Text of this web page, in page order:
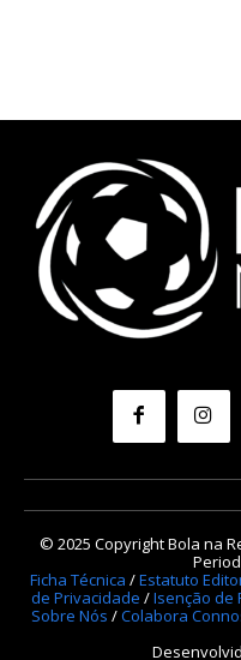
© 2025 Copyright Bola na
Ficha Técnica /Estatuto
de Privacidade /Isenção de
Sobre Nós /Colabora